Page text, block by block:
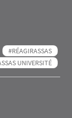
#RÉAGIRASSAS
UNIVERSITÉ